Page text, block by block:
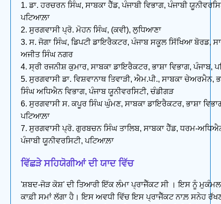
1. ਡਾ. ਹਰਚਰਨ ਸਿੰਘ, ਸਾਬਕਾ ਹੈੱਡ, ਪੰਜਾਬੀ ਵਿਭਾਗ, ਪੰਜਾਬੀ
ਪਟਿਆਲ਼ਾ
2. ਸੁਰਗਵਾਸੀ ਪ੍ਰੋ. ਮੋਹਨ ਸਿੰਘ, (ਕਵੀ), ਲੁਧਿਆਣਾ
3. ਸ. ਜੋਗਾ ਸਿੰਘ, ਡਿਪਟੀ ਡਾਇਰੈਕਟਰ, ਪੰਜਾਬ ਸਕੂਲ ਸਿੱਖਿਆ ਬੋਰਡ,
ਅਜੀਤ ਸਿੰਘ ਨਗਰ
4. ਸ੍ਰੀ ਰਜਨੀਸ਼ ਕੁਮਾਰ, ਸਾਬਕਾ ਡਾਇਰੈਕਟਰ, ਭਾਸ਼ਾ ਵਿਭਾਗ, ਪੰਜਾਬ,
5. ਸੁਰਗਵਾਸੀ ਡਾ. ਵਿਸ਼ਵਾਨਾਥ ਤਿਵਾੜੀ, ਐਮ.ਪੀ., ਸਾਬਕਾ ਚੇਅਰਮੈਨ,
ਸਿੰਘ ਅਧਿਐਨ ਵਿਭਾਗ, ਪੰਜਾਬ ਯੂਨੀਵਰਸਿਟੀ, ਚੰਡੀਗੜ
6. ਸੁਰਗਵਾਸੀ ਸ. ਕਪੂਰ ਸਿੰਘ ਘੁੰਮਣ, ਸਾਬਕਾ ਡਾਇਰੈਕਟਰ, ਭਾਸ਼ਾ
ਪਟਿਆਲ਼ਾ
7. ਸੁਰਗਵਾਸੀ ਪ੍ਰੋ. ਗੁਰਬਚਨ ਸਿੰਘ ਤਾਲਿਬ, ਸਾਬਕਾ ਹੈੱਡ, ਧਰਮ-
ਪੰਜਾਬੀ ਯੂਨੀਵਰਸਿਟੀ, ਪਟਿਆਲ਼ਾ
ਵਿੱਛੜੇ ਸਹਿਯੋਗੀਆਂ ਦੀ ਯਾਦ ਵਿੱਚ
'ਸ਼ਬਦ-ਜੋੜ ਕੋਸ਼' ਦੀ ਤਿਆਰੀ ਇੱਕ ਲੰਮਾ ਪ੍ਰਾਜੈੱਕਟ ਸੀ । ਇਸ ਨੂੰ
ਕਾਫ਼ੀ ਸਮਾਂ ਲੱਗਾ ਹੈ। ਇਸ ਅਵਧੀ ਵਿੱਚ ਇਸ ਪ੍ਰਾਜੈੱਕਟ ਨਾਲ਼ ਸਨੇਹ